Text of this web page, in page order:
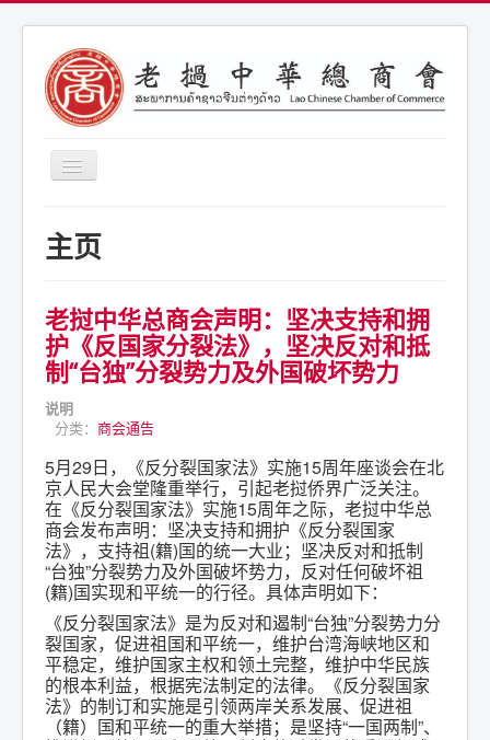
导
商会通告
联系我们
主页
老挝中华总商会声明：坚决支持和拥
护《反国家分裂法》，坚决反对和抵
制“台独”分裂势力及外国破坏势力
说明
分类： 商会通告
5月29日，《反分裂国家法》实施15周年座谈会在北
京人民大会堂隆重举行，引起老挝侨界广泛关注。
在《反分裂国家法》实施15周年之际，老挝中华总
商会发布声明：坚决支持和拥护《反分裂国家
法》，支持祖(籍)国的统一大业；坚决反对和抵制
“台独”分裂势力及外国破坏势力，反对任何破坏祖
(籍)国实现和平统一的行径。具体声明如下：
《反分裂国家法》是为反对和遏制“台独”分裂势力分
裂国家，促进祖国和平统一，维护台湾海峡地区和
平稳定，维护国家主权和领土完整，维护中华民族
的根本利益，根据宪法制定的法律。《反分裂国家
法》的制订和实施是引领两岸关系发展、促进祖
（籍）国和平统一的重大举措；是坚持“一国两制”、